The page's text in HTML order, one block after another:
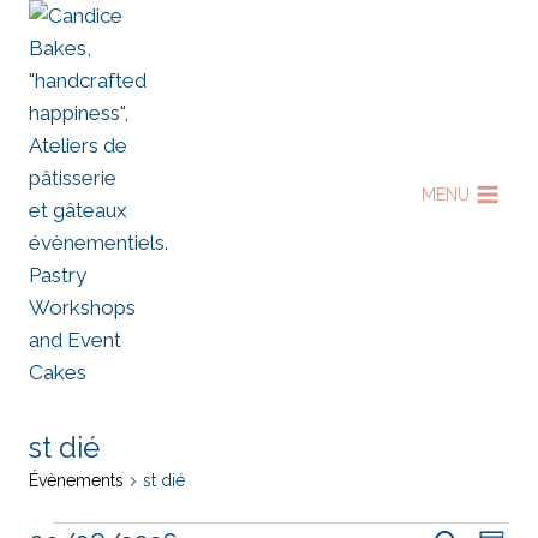
Aller
contenu
MENU
st dié
Évènements st dié